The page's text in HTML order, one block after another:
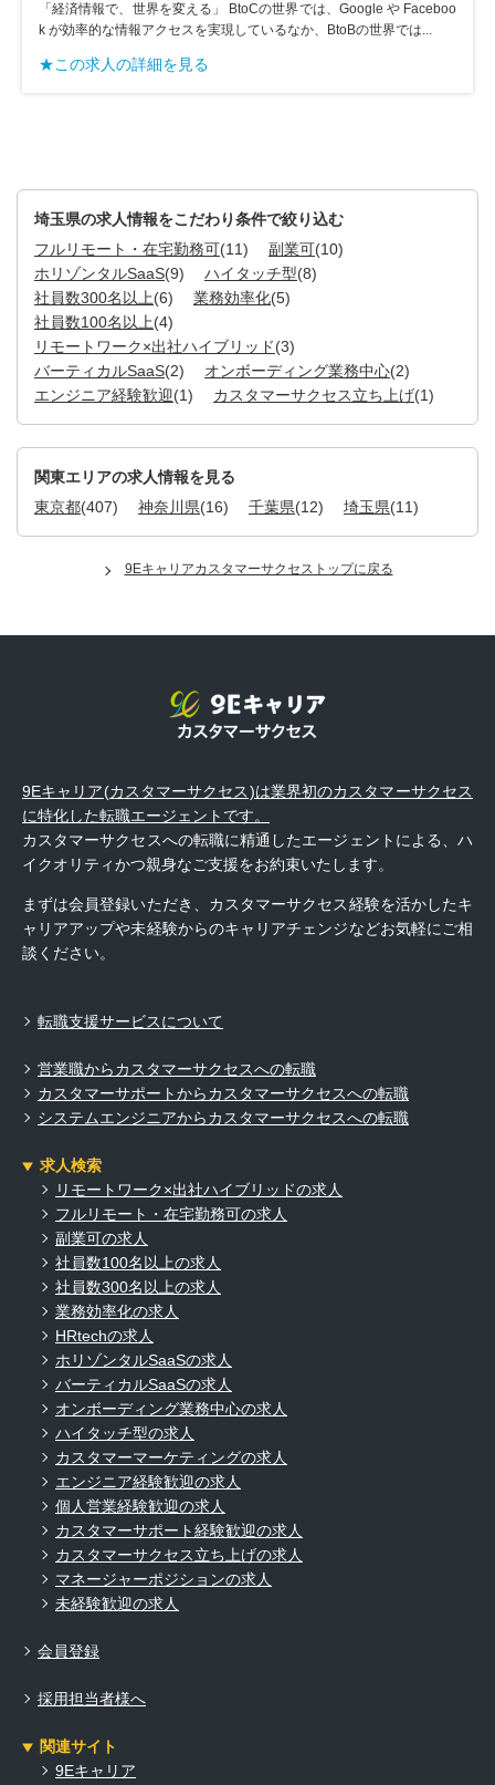
「経済情報で、世界を変える」 BtoCの世界では、Google や Faceboo
k が効率的な情報アクセスを実現しているなか、BtoBの世界では...
★この求人の詳細を見る
埼玉県の求人情報をこだわり条件で絞り込む
フルリモート・在宅勤務可(11) 副業可(10)
ホリゾンタルSaaS(9) ハイタッチ型(8)
社員数300名以上(6) 業務効率化(5)
社員数100名以上(4)
リモートワーク×出社ハイブリッド(3)
バーティカルSaaS(2) オンボーディング業務中心(2)
エンジニア経験歓迎(1) カスタマーサクセス立ち上げ(1)
関東エリアの求人情報を見る
東京都(407) 神奈川県(16) 千葉県(12) 埼玉県(11)
9Eキャリアカスタマーサクセストップに戻る
9Eキャリア(カスタマーサクセス)は業界初のカスタマーサクセス
に特化した転職エージェントです。
カスタマーサクセスへの転職に精通したエージェントによる、ハ
イクオリティかつ親身なご支援をお約束いたします。
まずは会員登録いただき、カスタマーサクセス経験を活かしたキ
ャリアアップや未経験からのキャリアチェンジなどお気軽にご相
談ください。
転職支援サービスについて
営業職からカスタマーサクセスへの転職
カスタマーサポートからカスタマーサクセスへの転職
システムエンジニアからカスタマーサクセスへの転職
求人検索
リモートワーク×出社ハイブリッドの求人
フルリモート・在宅勤務可の求人
副業可の求人
社員数100名以上の求人
社員数300名以上の求人
業務効率化の求人
HRtechの求人
ホリゾンタルSaaSの求人
バーティカルSaaSの求人
オンボーディング業務中心の求人
ハイタッチ型の求人
カスタマーマーケティングの求人
エンジニア経験歓迎の求人
個人営業経験歓迎の求人
カスタマーサポート経験歓迎の求人
カスタマーサクセス立ち上げの求人
マネージャーポジションの求人
未経験歓迎の求人
会員登録
採用担当者様へ
関連サイト
9Eキャリア